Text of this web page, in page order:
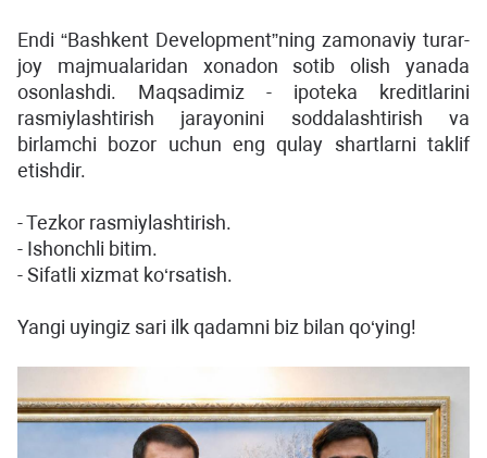
Endi “Bashkent Development”ning zamonaviy turar-
joy majmualaridan xonadon sotib olish yanada
osonlashdi. Maqsadimiz - ipoteka kreditlarini
rasmiylashtirish jarayonini soddalashtirish va
birlamchi bozor uchun eng qulay shartlarni taklif
etishdir.
- Tezkor rasmiylashtirish.
- Ishonchli bitim.
- Sifatli xizmat ko‘rsatish.
Yangi uyingiz sari ilk qadamni biz bilan qo‘ying!